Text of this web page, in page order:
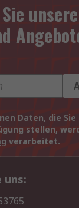
Daten, die Sie
stellen,
verarbeitet.
uns: